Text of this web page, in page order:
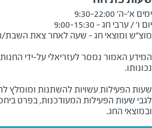
המידע האמור נמסר לעזריאלי על-ידי
שעות הפעילות עשויות להשתנות ומומלץ
לגבי שעות הפעילות המעודכנות, בפרט
ובמוצאי החג.